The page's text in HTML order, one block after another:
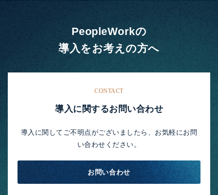
PeopleWorkの
導入をお考えの方へ
CONTACT
導入に関するお問い合わせ
導入に関してご不明点がございましたら、お気軽にお問
い合わせください。
お問い合わせ